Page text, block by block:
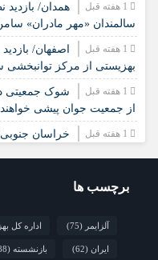
همدان/ بازدید
سالمندان «مهر مادران»
اصفهان/
بهزیستی از مرکز توانبخشی
شوک جمعیتی
از جمعیت جوان پیشی
خراسان
مشارکت همه دستگاه‌هاست
برچسب ها
آلزایمر (75) اداره کل
ایران (62) بازنشسته (188)